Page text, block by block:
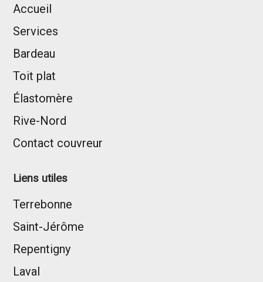
Accueil
Services
Bardeau
Toit plat
Élastomère
Rive-Nord
Contact couvreur
Liens utiles
Terrebonne
Saint-Jérôme
Repentigny
Laval